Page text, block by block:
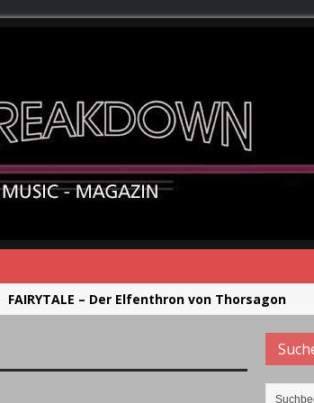
FAIRYTALE – Der Elfenthron von Thorsagon
RUNRIG – The Last Dance – Farewell Concert